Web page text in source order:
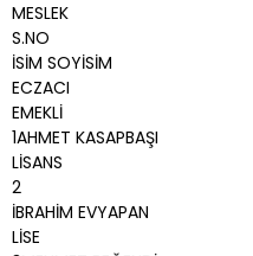
MESLEK
S.NO
İSİM SOYİSİM
ECZACI
EMEKLİ
1AHMET KASAPBAŞI
LİSANS
2
İBRAHİM EVYAPAN
LİSE